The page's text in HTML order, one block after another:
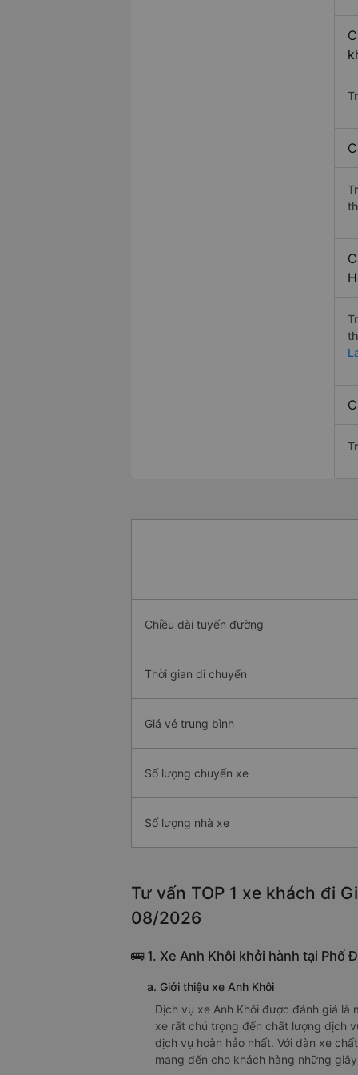
Chiều dài tuyến đường
Thời gian di chuyển
Giá vé trung bình
Số lượng chuyến xe
Số lượng nhà xe
Tư vấn TOP 1 xe khách đi
08/2026
🚌 1. Xe Anh Khôi khởi hành tại Phố
a. Giới thiệu xe Anh Khôi
Dịch vụ xe Anh Khôi được đánh giá
xe rất chú trọng đến chất lượng dịch
dịch vụ hoàn hảo nhất. Với dàn xe
mang đến cho khách hàng những